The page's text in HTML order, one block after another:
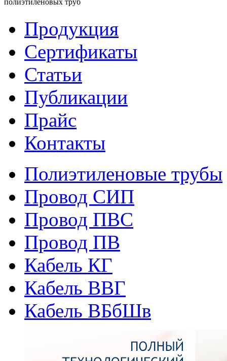
полиэтиленовых труб
Продукция
Сертификаты
Статьи
Публикации
Прайс
Контакты
Полиэтиленовые трубы
Провод СИП
Провод ПВС
Провод ПВ
Кабель КГ
Кабель ВВГ
Кабель ВБбШв